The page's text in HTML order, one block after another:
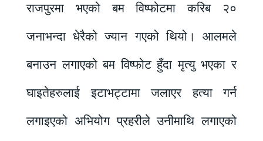
राजपुरमा भएको बम विष्फोटमा करिब २०
जनाभन्दा धेरैको ज्यान गएको थियो। आलमले
बनाउन लगाएको बम विष्फोट हुँदा मृत्यु भएका र
घाइतेहरुलाई इटाभट्टामा जलाएर हत्या गर्न
लगाइएको अभियोग प्रहरीले उनीमाथि लगाएको